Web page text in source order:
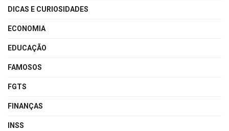
DICAS E CURIOSIDADES
ECONOMIA
EDUCAÇÃO
FAMOSOS
FGTS
FINANÇAS
INSS